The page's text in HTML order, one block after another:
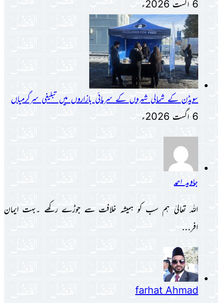
6 اگست 2026ء
سویڈن کے شمالی شہروں کے سرمائی بازاروں میں تبلیغی سرگرمیاں
6 اگست 2026ء
جاوید احمد
اللہ تعالیٰ ہم سب کو ہمیشہ خلافت سے جوڑے رکھے ۔بہت ایمان
افر...
farhat Ahmad